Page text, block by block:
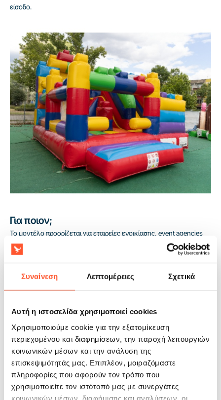
Συναίνεση Λεπτομέρειες Σχετικά
Αυτή η ιστοσελίδα χρησιμοποιεί cookies
Χρησιμοποιούμε cookie για την εξατομίκευση
περιεχομένου και διαφημίσεων, την παροχή λειτουργιών
κοινωνικών μέσων και την ανάλυση της
επισκεψιμότητάς μας. Επιπλέον, μοιραζόμαστε
πληροφορίες που αφορούν τον τρόπο που
χρησιμοποιείτε τον ιστότοπό μας με συνεργάτες
κοινωνικών μέσων, διαφήμισης και αναλύσεων, οι
είσοδο.
Για ποιον;
Το μοντέλο προορίζεται για εταιρείες ενοικίασης, event agencies
και πάρκα ψυχαγωγίας που εξυπηρετούν παιδιά άνω των 4 ετών
σε μορφή premium ενοικίασης για οικογενειακές και εταιρικές
διατηρεί για πολλή ώρα το ενδιαφέρον και να περιορίζει την
ανάγκη προσθήκης επιπλέον σημείων διασκέδασης. Η
με διοργανωτές δημόσιων εκδηλώσεων, ενώ η 2-ετής εγγύηση
ενισχύει την ασφάλεια της επένδυσης για αρκετές σεζόν.